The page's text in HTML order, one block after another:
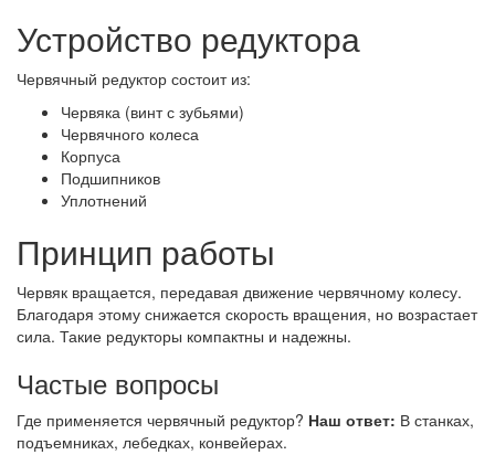
Устройство редуктора
Червячный редуктор состоит из:
Червяка (винт с зубьями)
Червячного колеса
Корпуса
Подшипников
Уплотнений
Принцип работы
Червяк вращается, передавая движение червячному колесу.
Благодаря этому снижается скорость вращения, но возрастает
сила. Такие редукторы компактны и надежны.
Частые вопросы
Где применяется червячный редуктор? Наш ответ: В станках,
подъемниках, лебедках, конвейерах.